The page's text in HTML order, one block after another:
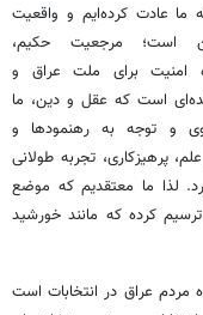
ما عادت کرده‌ایم و واقعیت
است؛ مرجعیت حکیم،
امنیت برای ملت عراق و
است که عقل و دین، ما
و توجه به رهنمودها و
پرهیزکاری، تجربه طولانی
لذا ما معتقدیم که موضع
کرده که مانند خورشید
مردم عراق در انتخابات است